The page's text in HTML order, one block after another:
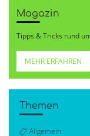
Magazin
Tipps & Tricks rund
MEHR ERFAHREN
Themen
Allgemein